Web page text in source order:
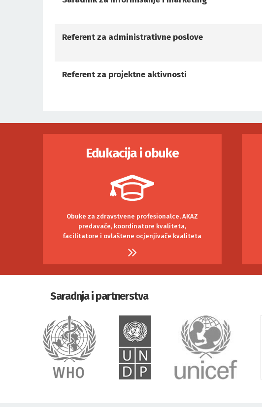
Referent za administrativne poslove
Referent za projektne aktivnosti
Edukacija i obuke
Obuke za zdravstvene profesionalce, AKAZ
predavače, koordinatore kvaliteta,
facilitatore i ovlaštene ocjenjivače kvaliteta
Saradnja i partnerstva